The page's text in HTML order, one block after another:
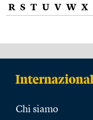
R S T U V W X
Chi siamo